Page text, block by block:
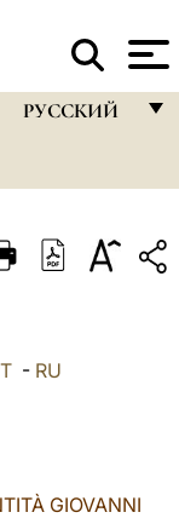
РУССКИЙ
ITALIANO
العربيّة
- RU
GIOVANNI